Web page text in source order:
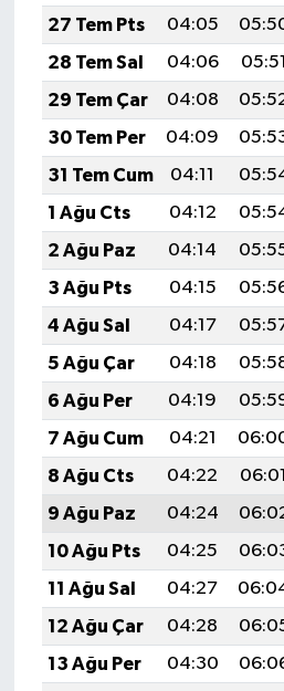
27 Tem Pts
04:05
28 Tem Sal
04:06 05:51
29 Tem Çar
04:08
30 Tem Per
04:09
31 Tem Cum
04:11
1 Ağu Cts
04:12
2 Ağu Paz
04:14
3 Ağu Pts
04:15
4 Ağu Sal
04:17
5 Ağu Çar
04:18
6 Ağu Per
04:19
7 Ağu Cum
04:21
8 Ağu Cts
04:22 06:01
9 Ağu Paz
04:24
10 Ağu Pts
04:25
11 Ağu Sal
04:27
12 Ağu Çar
04:28
13 Ağu Per
04:30